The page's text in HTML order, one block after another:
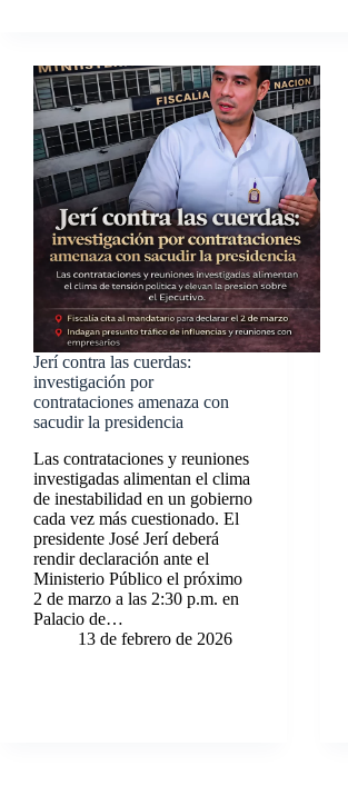
Jerí contra las cuerdas:
investigación por
contrataciones amenaza con
sacudir la presidencia
Las contrataciones y reuniones
investigadas alimentan el clima
de inestabilidad en un gobierno
cada vez más cuestionado. El
presidente José Jerí deberá
rendir declaración ante el
Ministerio Público el próximo
2 de marzo a las 2:30 p.m. en
Palacio de…
13 de febrero de 2026